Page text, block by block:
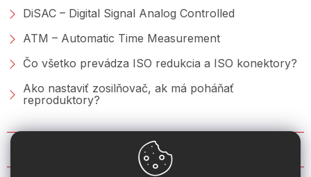
DiSAC – Digital Signal Analog Controlled
ATM – Automatic Time Measurement
Čo všetko prevádza ISO redukcia a ISO konektory?
Ako nastaviť zosilňovač, ak má poháňať
reproduktory?
KONTAKT